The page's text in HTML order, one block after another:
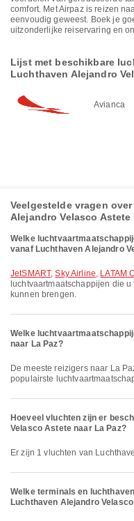
comfort. Met Airpaz is reizen
eenvoudig geweest. Boek je
uitzonderlijke reiservaring en
Lijst met beschikbare
Luchthaven Alejandro
Avianca
Veelgestelde vragen
Alejandro Velasco Astete
Welke
vanaf Luchthaven Alejandro
JetSMART,Sky Airline, LATAM
luchtvaartmaatschappijen die
kunnen brengen.
Welke
naar La Paz?
De meeste reizigers naar La
populairste
Hoeveel vluchten zijn er
Velasco Astete naar La Paz?
Er zijn 1 vluchten van
Welke terminals en
Luchthaven Alejandro